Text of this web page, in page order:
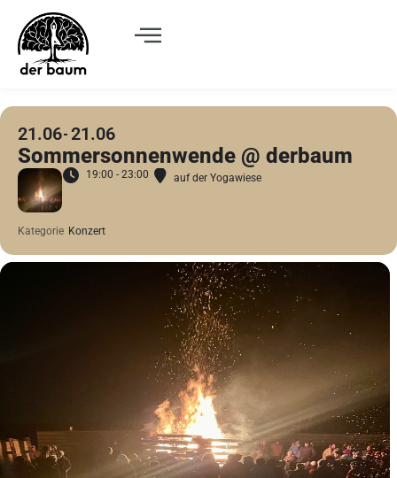
21.06 21.06
Sommersonnenwende @ derbaum
19:00 - 23:00 auf der Yogawiese
Kategorie Konzert